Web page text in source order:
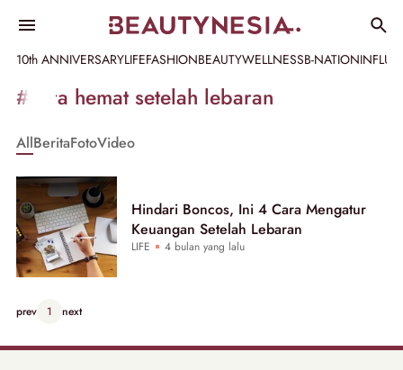
10th ANNIVERSARYLIFEFASHIONBEAUTYWELLNESSB-NATION
Informasi
[GET_DATA_TITLE]
Beautynesia
#cara hemat setelah lebaran
AllBeritaFotoVideo
Hindari Boncos, Ini 4 Cara Mengatur
Keuangan Setelah Lebaran
LIFE 4 bulan yang lalu
prev 1 next